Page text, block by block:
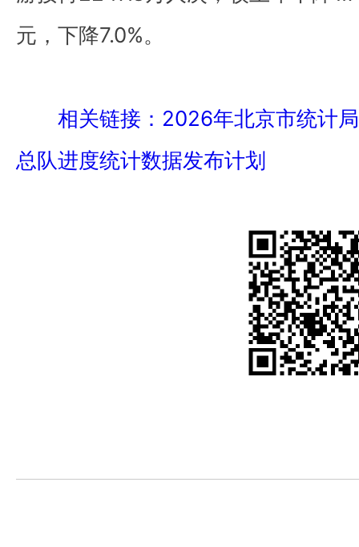
元，下降7.0%。
相关链接：2026年北京市统计
总队进度统计数据发布计划